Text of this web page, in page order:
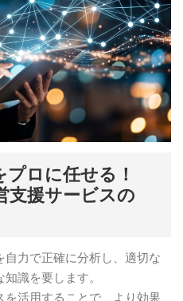
ロに任せる！
支援サービスの
力で正確に分析し、適切な
識を要します。
活用することで、より効果